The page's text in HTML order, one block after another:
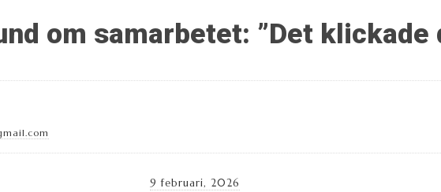
om samarbetet: ”Det klickade
9 februari, 2026